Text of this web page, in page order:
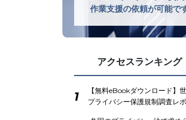
作業支援の依頼が可能で
アクセスランキング
1
【無料eBookダウンロード】
プライバシー保護規制調査レ